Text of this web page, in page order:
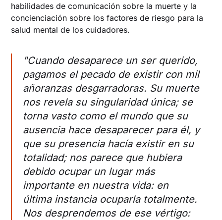
habilidades de comunicación sobre la muerte y la
concienciación sobre los factores de riesgo para la
salud mental de los cuidadores.
"Cuando desaparece un ser querido,
pagamos el pecado de existir con mil
añoranzas desgarradoras. Su muerte
nos revela su singularidad única; se
torna vasto como el mundo que su
ausencia hace desaparecer para él, y
que su presencia hacía existir en su
totalidad; nos parece que hubiera
debido ocupar un lugar más
importante en nuestra vida: en
última instancia ocuparla totalmente.
Nos desprendemos de ese vértigo: